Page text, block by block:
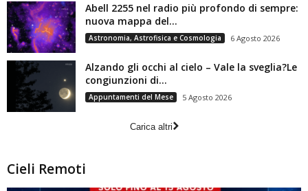
Abell 2255 nel radio più profondo di sempre:
nuova mappa del...
Astronomia, Astrofisica e Cosmologia 6 Agosto 2026
Alzando gli occhi al cielo – Vale la sveglia?Le
congiunzioni di...
Appuntamenti del Mese 5 Agosto 2026
Carica altri
Cieli Remoti